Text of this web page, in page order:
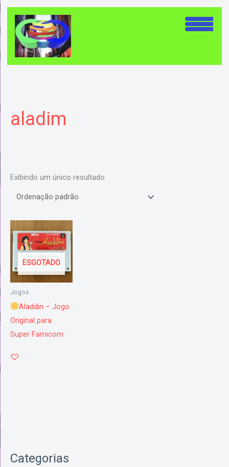
Ir
o
conteúdo
Categorias
aladim
Exibindo um único resultado
ESGOTADO
Jogos
Aladdin – Jogo
Original para
Super Famicom